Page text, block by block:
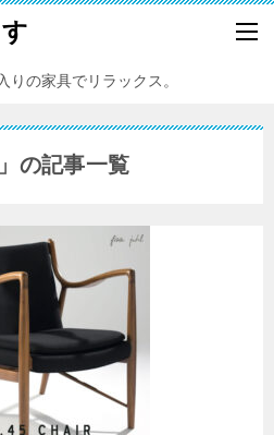
の家具でリラックス。
の記事一覧